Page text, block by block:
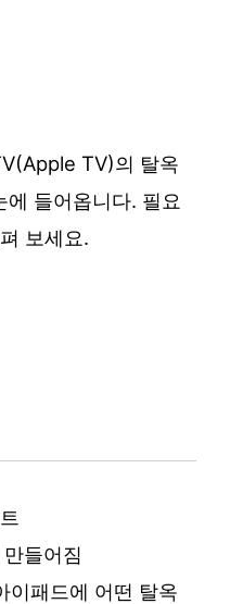
TV)의 탈옥
들어옵니다. 필요
보세요.
들어짐
이패드에 어떤 탈옥